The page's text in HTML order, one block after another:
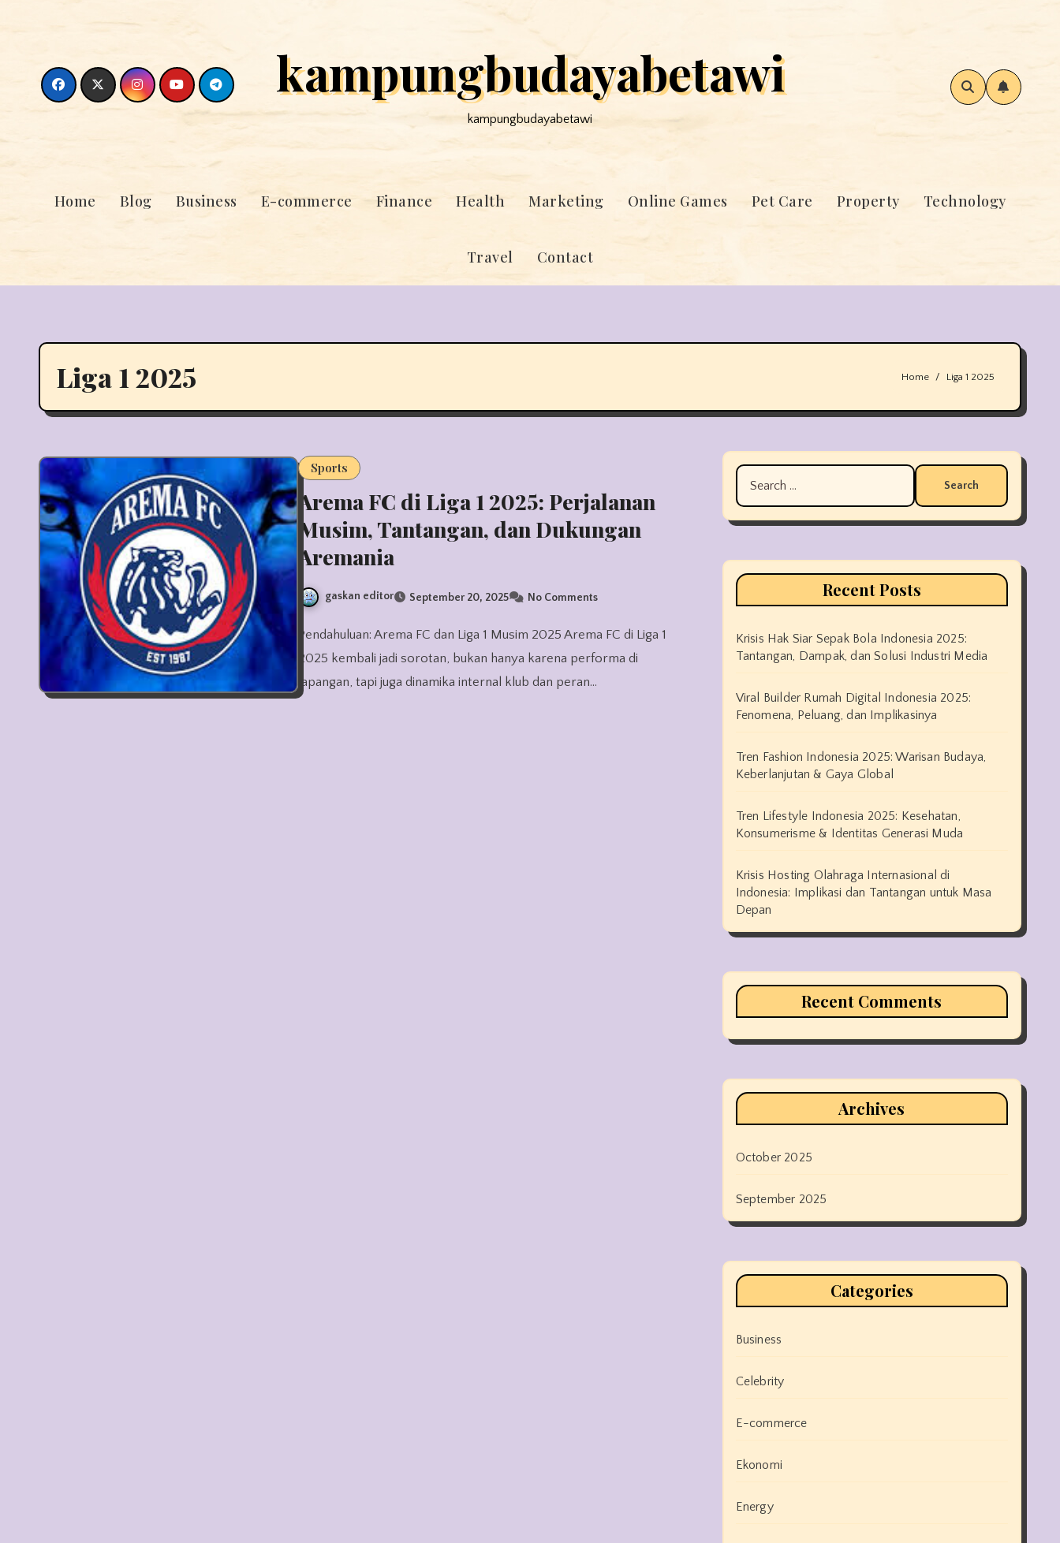
kampungbudayabetawi
kampungbudayabetawi
Home Blog Business E-commerce Finance Health Marketing Online Games Pet Care Property Technology
Travel Contact
Liga 1 2025 Home Liga 1 2025
Sports
Arema FC di Liga 1 2025: Perjalanan
Musim, Tantangan, dan Dukungan
Aremania
gaskan editor September 20, 2025 No Comments
Pendahuluan: Arema FC dan Liga 1 Musim 2025 Arema FC di Liga 1
2025 kembali jadi sorotan, bukan hanya karena performa di
lapangan, tapi juga dinamika internal klub dan peran…
Search
for:
Recent Posts
Krisis Hak Siar Sepak Bola Indonesia 2025:
Tantangan, Dampak, dan Solusi Industri Media
Viral Builder Rumah Digital Indonesia 2025:
Fenomena, Peluang, dan Implikasinya
Tren Fashion Indonesia 2025: Warisan Budaya,
Keberlanjutan & Gaya Global
Tren Lifestyle Indonesia 2025: Kesehatan,
Konsumerisme & Identitas Generasi Muda
Krisis Hosting Olahraga Internasional di
Indonesia: Implikasi dan Tantangan untuk Masa
Depan
Recent Comments
Archives
October 2025
September 2025
Categories
Business
Celebrity
E-commerce
Ekonomi
Energy